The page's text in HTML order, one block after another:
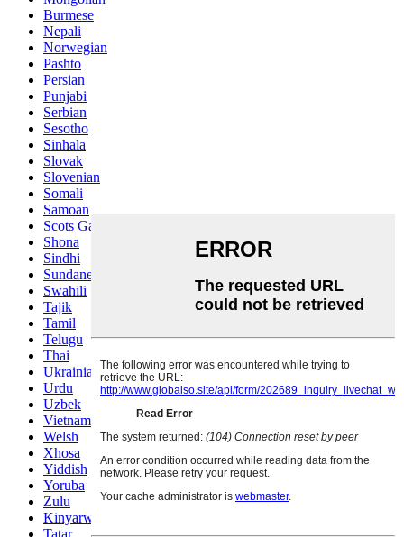
Burmese
Nepali
Norwegian
Pashto
Persian
Punjabi
Serbian
Sesotho
Sinhala
Slovak
Slovenian
Somali
Samoan
Scots Gaelic
Shona
Sindhi
Sundanese
Swahili
Tajik
Tamil
Telugu
Thai
Ukrainian
Urdu
Uzbek
Vietnamese
Welsh
Xhosa
Yiddish
Yoruba
Zulu
Kinyarwanda
Tatar